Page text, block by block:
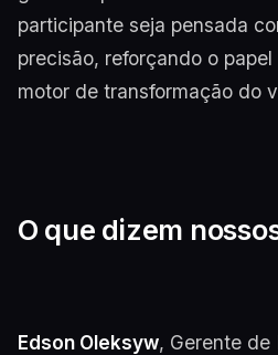
participante seja pensada
precisão, reforçando o
motor de transformação do
O que dizem
Edson Oleksyw, Gerente de